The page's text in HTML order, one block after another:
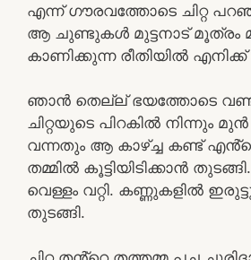
എന്ന് ഗൗരവത്തോടെ ചിറ്റ
ആ ചുണ്ടുകൾ മുട്ടനാട് മൂത്രം
കാണിക്കുന്ന രീതിയിൽ എനിക്ക്
ഞാൻ തെല്ല് ഭയത്തോടെ
ചിറ്റയുടെ പിറകിൽ നിന്നും
വന്നതും ആ കാഴ്ച്ച കണ്ട്
തമ്മിൽ കൂട്ടിയിടിക്കാൻ
വെള്ളം വറ്റി. കണ്ണുകളിൽ
തുടങ്ങി.